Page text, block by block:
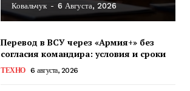
Ковальчук - 6 Августа, 2026
Перевод в ВСУ через «Армия+» без
согласия командира: условия и сроки
ТЕХНО 6 августа, 2026